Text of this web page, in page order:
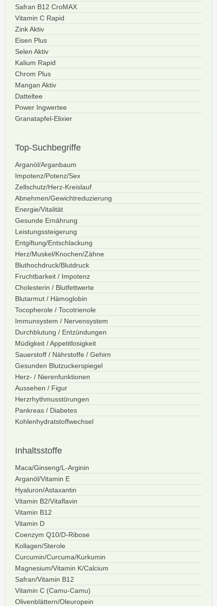
Safran B12 CroMAX
Vitamin C Rapid
Zink Aktiv
Eisen Plus
Selen Aktiv
Kalium Rapid
Chrom Plus
Mangan Aktiv
Datteltee
Power Ingwertee
Granatapfel-Elixier
Top-Suchbegriffe
Arganöl/Arganbaum
Impotenz/Potenz/Sex
Zellschutz/Herz-Kreislauf
Abnehmen/Gewichtreduzierung
Energie/Vitalität
Gesunde Ernährung
Leistungssteigerung
Entgiftung/Entschlackung
Herz/Muskel/Knochen/Zähne
Bluthochdruck/Blutdruck
Fruchtbarkeit / Impotenz
Cholesterin / Blutfettwerte
Blutarmut / Hämoglobin
Tocopherole / Tocotrienole
Immunsystem / Nervensystem
Durchblutung / Entzündungen
Müdigkeit / Appetitlosigkeit
Sauerstoff / Nährstoffe / Gehirn
Gesunden Blutzuckerspiegel
Herz- / Nierenfunktionen
Aussehen / Figur
Herzrhythmusstörungen
Pankreas / Diabetes
Kohlenhydratstoffwechsel
Inhaltsstoffe
Maca/Ginseng/L-Arginin
Arganöl/Vitamin E
Hyaluron/Astaxantin
Vitamin B2/Vitaflavin
Vitamin B12
Vitamin D
Coenzym Q10/D-Ribose
Kollagen/Sterole
Curcumin/Curcuma/Kurkumin
Magnesium/Vitamin K/Calcium
Safran/Vitamin B12
Vitamin C (Camu-Camu)
Olivenblättern/Oleuropein